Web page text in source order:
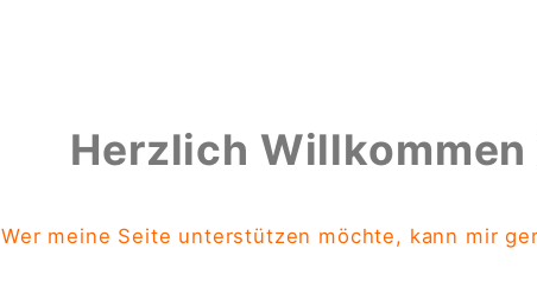
Herzlich Willkommen
Wer meine Seite unterstützen möchte, kann mir